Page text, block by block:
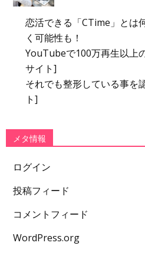
恋活できる「CTime」とは
く可能性も！
YouTubeで100万再生以上
サイト]
それでも整形している事を
ト]
メタ情報
ログイン
投稿フィード
コメントフィード
WordPress.org